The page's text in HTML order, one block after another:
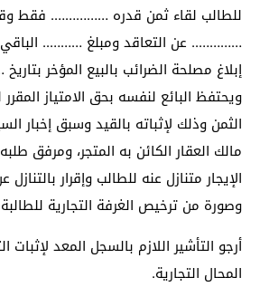
للطالب لقاء ثمن قدره ……………. فقط
………….. عن التعاقد ومبلغ ………..
إبلاغ مصلحة الضرائب بالبيع المؤخر
ويحتفظ البائع لنفسه بحق الامتياز
الثمن وذلك لإثباته بالقيد وسبق
مالك العقار الكائن به المتجر، ومرفق
الإيجار متنازل عنه للطالب وإقرار
وصورة من ترخيص الغرفة التجارية للطالبة
أرجو التأشير اللازم بالسجل المعد لإثبات
المحال التجارية.